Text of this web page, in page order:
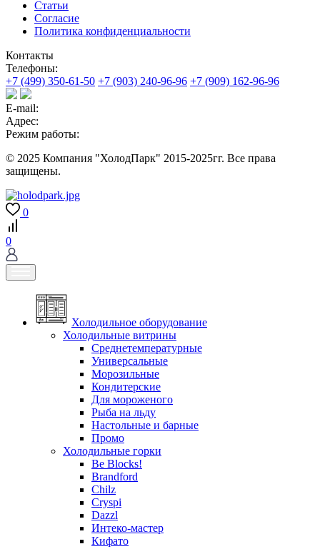
Статьи
Согласие
Политика конфиденциальности
Контакты
Телефоны:
+7 (499) 350-61-50 +7 (903) 240-96-96 +7 (909) 162-96-96
E-mail:
Адрес:
Режим работы:
© 2025 Компания "ХолодПарк" 2015-2025гг. Все права
защищены.
0
0
Холодильное оборудование
Холодильные витрины
Среднетемпературные
Универсальные
Морозильные
Кондитерские
Для мороженого
Рыба на льду
Настольные и барные
Промо
Холодильные горки
Be Blocks!
Brandford
Chilz
Cryspi
Dazzl
Интеко-мастер
Кифато